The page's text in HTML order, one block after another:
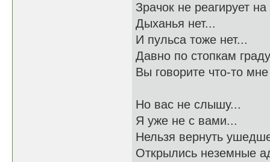
Зрачок не реагирует на
Дыханья нет...
И пульса тоже нет...
Давно по стопкам
Вы говорите что-то
Но вас не слышу...
Я уже не с вами...
Нельзя вернуть
Открылись неземные